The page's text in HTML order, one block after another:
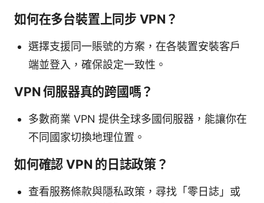
如何在多台裝置上同步 VPN？
選擇支援同一賬號的方案，在各裝置安裝客戶
端並登入，確保設定一致性。
VPN 伺服器真的跨國嗎？
多數商業 VPN 提供全球多國伺服器，能讓你在
不同國家切換地理位置。
如何確認 VPN 的日誌政策？
查看服務條款與隱私政策，尋找「零日誌」或